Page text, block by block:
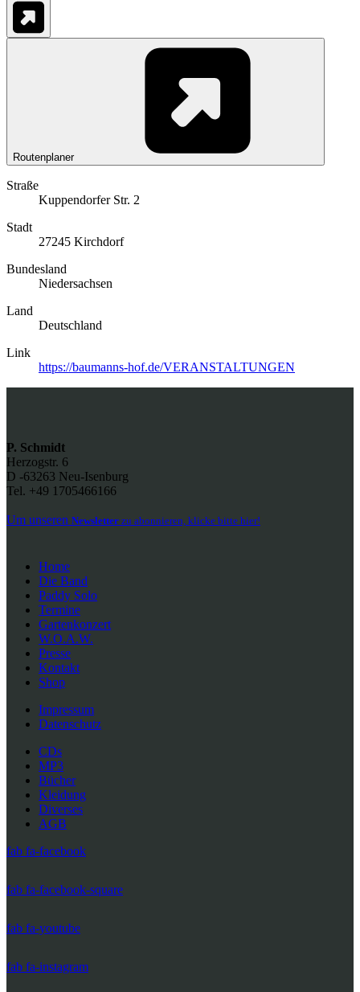
Routenplaner
Straße
Kuppendorfer Str. 2
Stadt
27245 Kirchdorf
Bundesland
Niedersachsen
Land
Deutschland
Link
https://baumanns-hof.de/VERANSTALTUNGEN
P. Schmidt
Herzogstr. 6
D -63263 Neu-Isenburg
Tel. +49 1705466166
Um unseren Newsletter zu abonnieren, klicke bitte hier!
Home
Die Band
Paddy Solo
Termine
Gartenkonzert
W.O.A.W.
Presse
Kontakt
Shop
Impressum
Datenschutz
CDs
MP3
Bücher
Kleidung
Diverses
AGB
fab fa-facebook
fab fa-facebook-square
fab fa-youtube
fab fa-instagram